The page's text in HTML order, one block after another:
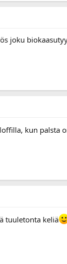
joku
kun palsta
tuuletonta keliä